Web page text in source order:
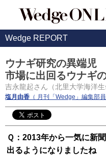
Wedge REPORT
ウナギ研究の異端児
市場に出回るウナギ
吉永龍起さん（北里大学海洋生
塩月由香 （ 月刊「Wedge」編集部員
Ｑ：2013年から一気に新
出るようになりましたね